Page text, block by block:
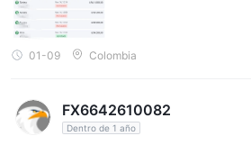
01-09 Colombia
FX6642610082
Dentro de 1 año